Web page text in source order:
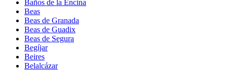
Baños de la Encina
Beas
Beas de Granada
Beas de Guadix
Beas de Segura
Begíjar
Beires
Belalcázar